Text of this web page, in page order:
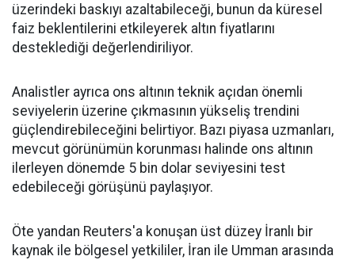
üzerindeki baskıyı azaltabileceği, bunun da küresel
faiz beklentilerini etkileyerek altın fiyatlarını
desteklediği değerlendiriliyor.
Analistler ayrıca ons altının teknik açıdan önemli
seviyelerin üzerine çıkmasının yükseliş trendini
güçlendirebileceğini belirtiyor. Bazı piyasa uzmanları,
mevcut görünümün korunması halinde ons altının
ilerleyen dönemde 5 bin dolar seviyesini test
edebileceği görüşünü paylaşıyor.
Öte yandan Reuters'a konuşan üst düzey İranlı bir
kaynak ile bölgesel yetkililer, İran ile Umman arasında